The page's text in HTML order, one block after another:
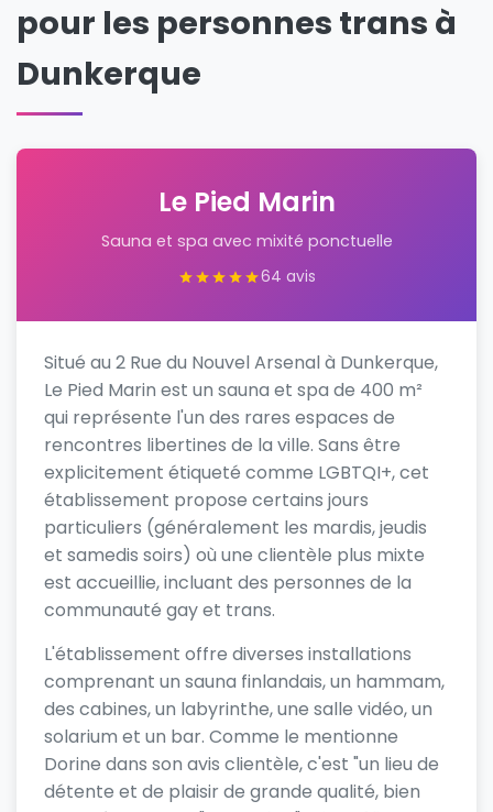
pour les personnes trans à
Dunkerque
Le Pied Marin
Sauna et spa avec mixité ponctuelle
64 avis
Situé au 2 Rue du Nouvel Arsenal à Dunkerque,
Le Pied Marin est un sauna et spa de 400 m²
qui représente l'un des rares espaces de
rencontres libertines de la ville. Sans être
explicitement étiqueté comme LGBTQI+, cet
établissement propose certains jours
particuliers (généralement les mardis, jeudis
et samedis soirs) où une clientèle plus mixte
est accueillie, incluant des personnes de la
communauté gay et trans.
L'établissement offre diverses installations
comprenant un sauna finlandais, un hammam,
des cabines, un labyrinthe, une salle vidéo, un
solarium et un bar. Comme le mentionne
Dorine dans son avis clientèle, c'est "un lieu de
détente et de plaisir de grande qualité, bien